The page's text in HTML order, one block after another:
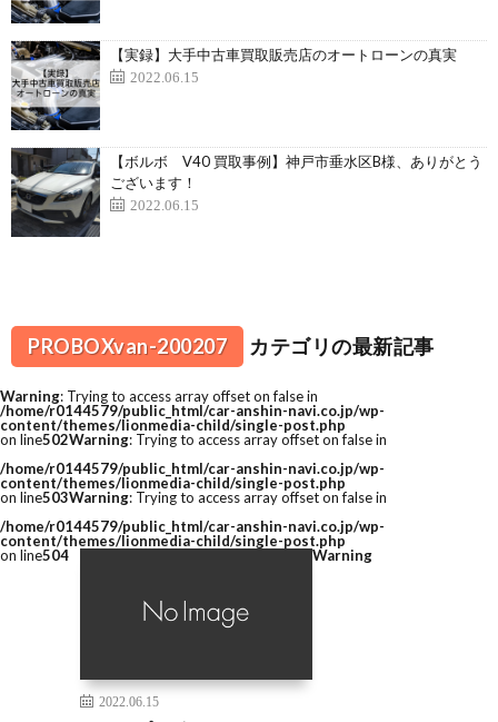
【実録】大手中古車買取販売店のオートローンの真実
2022.06.15
【ボルボ V40 買取事例】神戸市垂水区B様、ありがとう
ございます！
2022.06.15
PROBOXvan-200207 カテゴリの最新記事
Warning: Trying to access array offset on false in
/home/r0144579/public_html/car-anshin-navi.co.jp/wp-
content/themes/lionmedia-child/single-post.php
on line502Warning: Trying to access array offset on false in
/home/r0144579/public_html/car-anshin-navi.co.jp/wp-
content/themes/lionmedia-child/single-post.php
on line503Warning: Trying to access array offset on false in
/home/r0144579/public_html/car-anshin-navi.co.jp/wp-
content/themes/lionmedia-child/single-post.php
on line504
2022.06.15
Warning